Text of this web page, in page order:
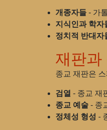
개종자들 - 가
지식인과 학자
정치적 반대자
재판과
종교 재판은
검열 - 종교 재
종교 예술 - 종
정체성 형성 -